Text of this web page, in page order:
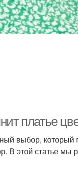
платье
выбор,
В этой статье мы